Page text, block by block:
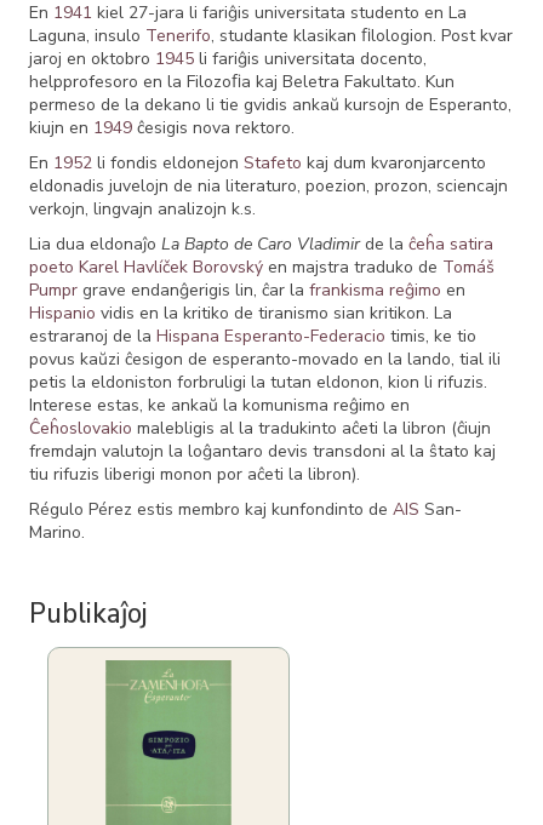
En 1941 kiel 27-jara li fariĝis universitata studento en La
Laguna, insulo Tenerifo, studante klasikan ﬁlologion. Post kvar
jaroj en oktobro 1945li fariĝis universitata docento,
helpprofesoro en la Filozoﬁa kaj Beletra Fakultato. Kun
permeso de la dekano li tie gvidis ankaŭ kursojn de Esperanto,
kiujn en 1949ĉesigis nova rektoro.
En 1952li fondis eldonejon Stafeto kaj dum kvaronjarcento
eldonadis juvelojn de nia literaturo, poezion, prozon, sciencajn
verkojn, lingvajn analizojn k.s.
Lia dua eldonaĵo La Bapto de Caro Vladimirde la ĉeĥa satira
poeto Karel Havlíček Borovskýen majstra traduko de Tomáš
Pumprgrave endanĝerigis lin, ĉar la frankisma reĝimo en
Hispanio vidis en la kritiko de tiranismo sian kritikon. La
estraranoj de la Hispana Esperanto-Federacio timis, ke tio
povus kaŭzi ĉesigon de esperanto-movado en la lando, tial ili
petis la eldoniston forbruligi la tutan eldonon, kion li rifuzis.
Interese estas, ke ankaŭ la komunisma reĝimo en
Ĉeĥoslovakio malebligis al la tradukinto aĉeti la libron (ĉiujn
fremdajn valutojn la loĝantaro devis transdoni al la ŝtato kaj
tiu rifuzis liberigi monon por aĉeti la libron).
Régulo Pérez estis membro kaj kunfondinto de AIS San-
Marino.
Publikaĵoj